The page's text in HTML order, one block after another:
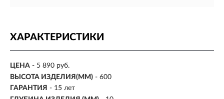
ХАРАКТЕРИСТИКИ
ЦЕНА - 5 890 руб.
ВЫСОТА ИЗДЕЛИЯ(ММ) - 600
ГАРАНТИЯ - 15 лет